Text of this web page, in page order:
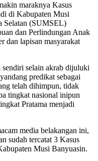
maraknya Kasus
di Kabupaten Musi
Selatan (SUMSEL)
dan Perlindungan Anak
dan lapisan masyarakat
selain akrab dijuluki
predikat sebagai
telah dihimpun, tidak
tingkat nasional inipun
Pratama menjadi
media belakangan ini,
sudah tercatat 3 Kasus
Musi Banyuasin.